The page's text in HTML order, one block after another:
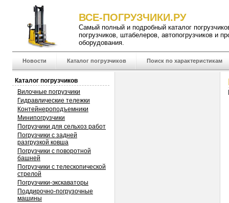
ВСЕ-ПОГРУЗЧИКИ.РУ
Самый полный и подробный каталог
погрузчиков, штабелеров, автопогрузчиков и
оборудования.
Новости Каталог погрузчиков Поиск по характеристикам
Каталог погрузчиков
Вилочные погрузчики
Гидравлические тележки
Контейнероподъемники
Минипогрузчики
Погрузчики для сельхоз работ
Погрузчики с задней
разгрузкой ковша
Погрузчики с поворотной
башней
Погрузчики с телескопической
стрелой
Погрузчики-экскаваторы
Поддирочно-погрузочные
машины